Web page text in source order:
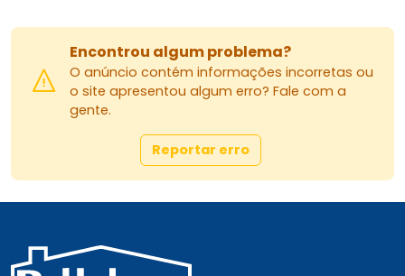
Encontrou algum problema?
O anúncio contém informações incorretas ou
o site apresentou algum erro? Fale com a
gente.
Reportar erro